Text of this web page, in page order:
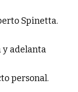
Spinetta.
y adelanta
personal.